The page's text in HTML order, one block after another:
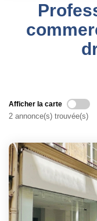
Sélectionnez...
Type de bien
Afficher la carte
2 annonce(s) trouvée(s)